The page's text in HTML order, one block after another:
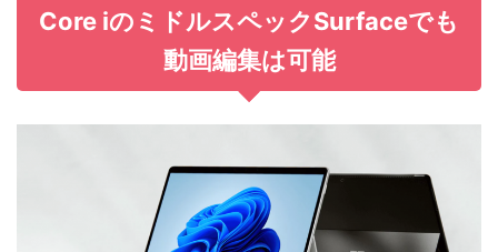
Core iのミドルスペックSurfaceでも
動画編集は可能